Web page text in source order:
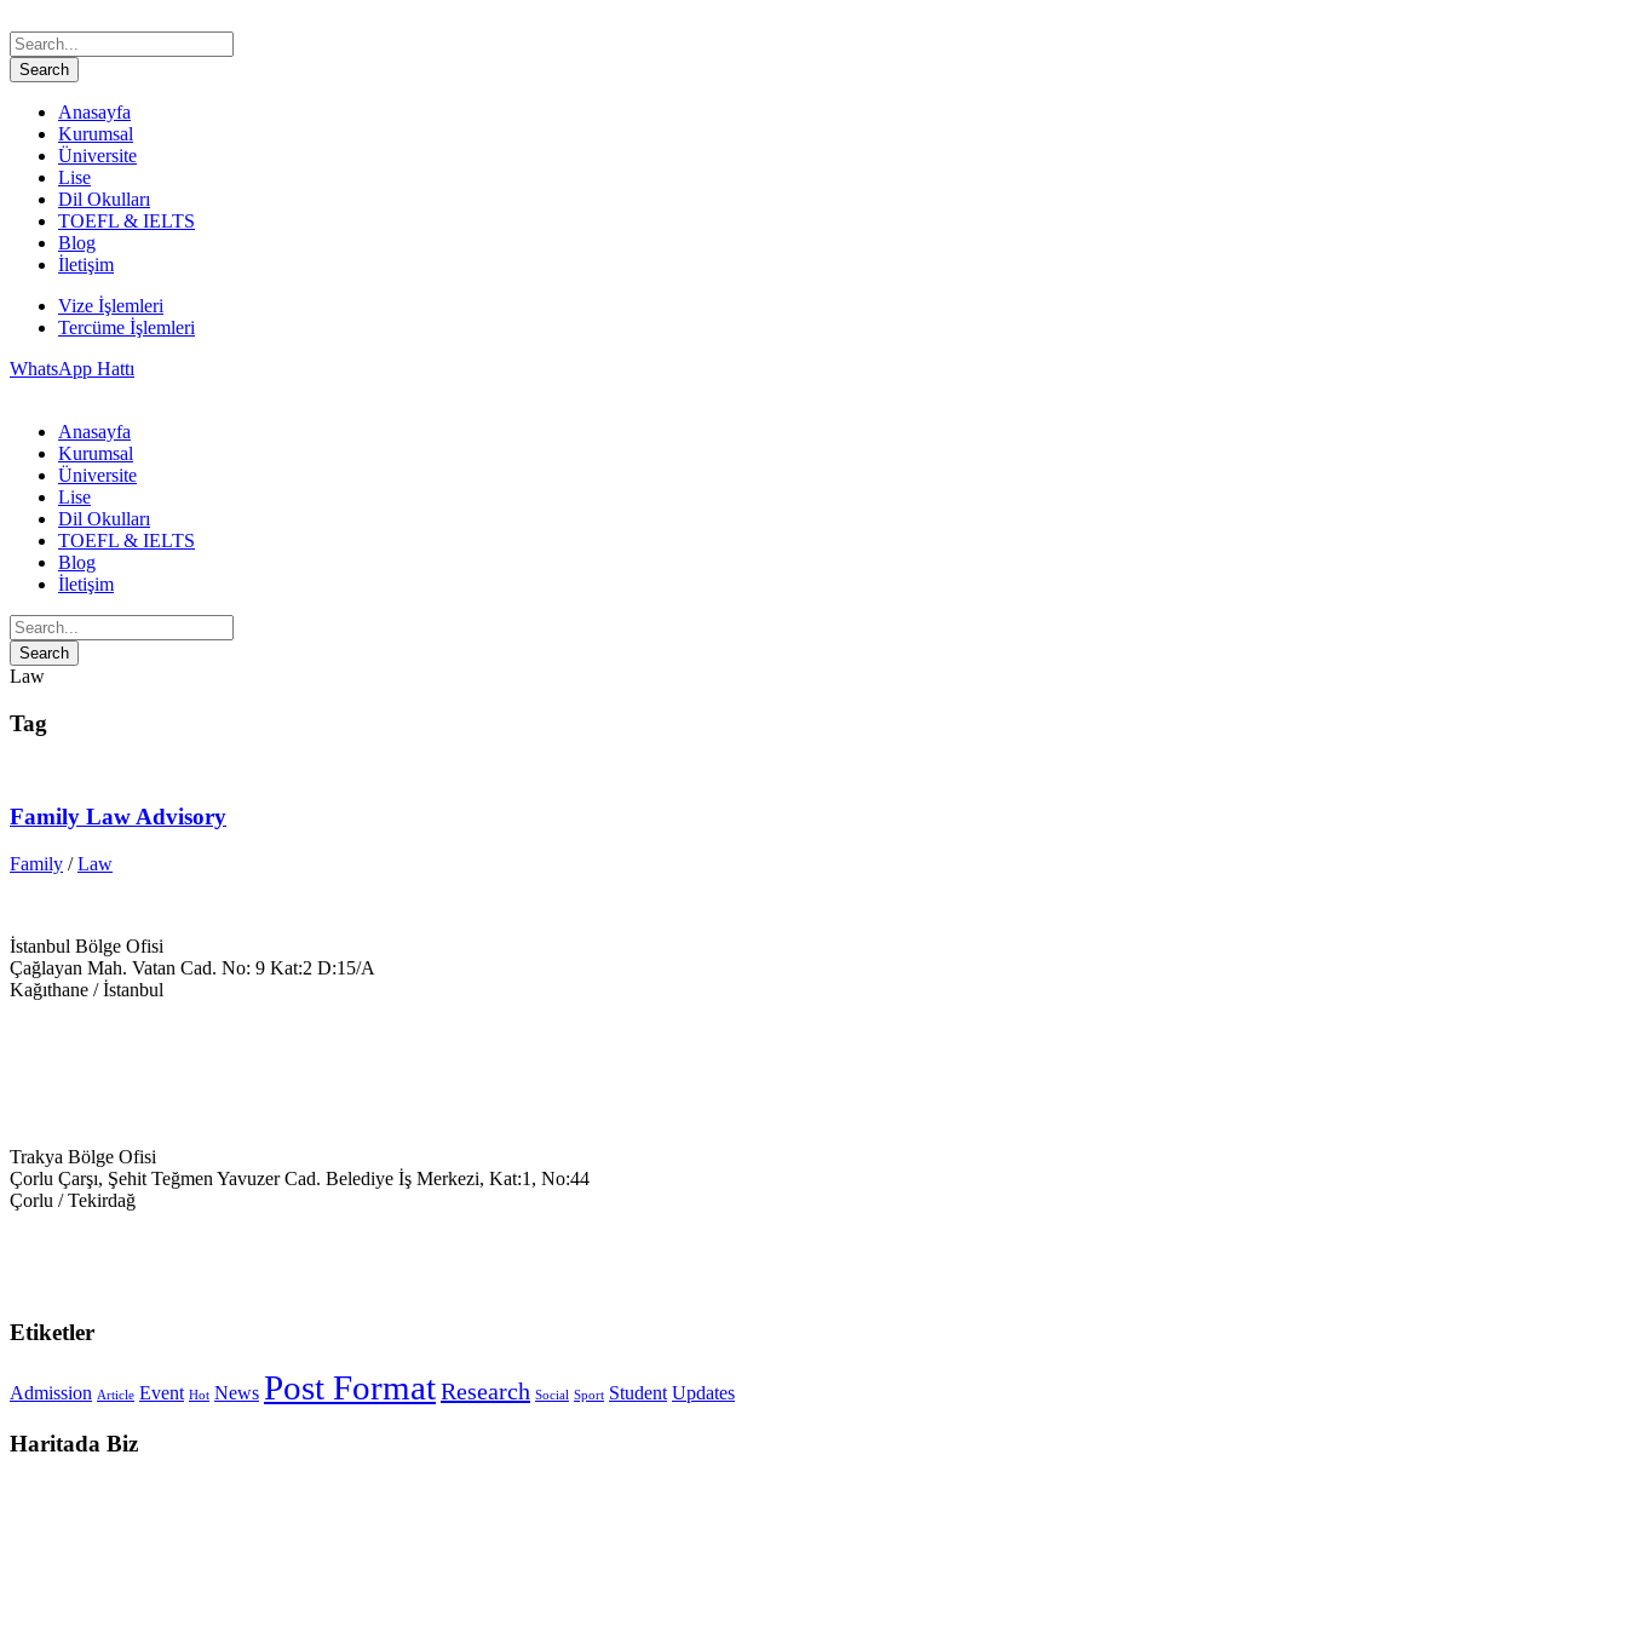
Anasayfa
Kurumsal
Üniversite
Lise
Dil Okulları
TOEFL & IELTS
Blog
İletişim
Vize İşlemleri
Tercüme İşlemleri
WhatsApp Hattı
Anasayfa
Kurumsal
Üniversite
Lise
Dil Okulları
TOEFL & IELTS
Blog
İletişim
Law
Tag
Family Law Advisory
Family / Law
İstanbul Bölge Ofisi
Çağlayan Mah. Vatan Cad. No: 9 Kat:2 D:15/A
Kağıthane / İstanbul
Trakya Bölge Ofisi
Çorlu Çarşı, Şehit Teğmen Yavuzer Cad. Belediye İş Merkezi, Kat:1, No:44
Çorlu / Tekirdağ
Etiketler
Admission Article Event Hot News Post FormatResearch Social Sport Student Updates
Haritada Biz